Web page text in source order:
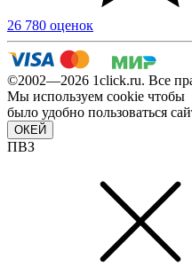
26 780 оценок
©2002—2026 1сlick.ru. Все
Мы используем cookie чтобы
было удобно пользоваться
ОКЕЙ
ПВЗ